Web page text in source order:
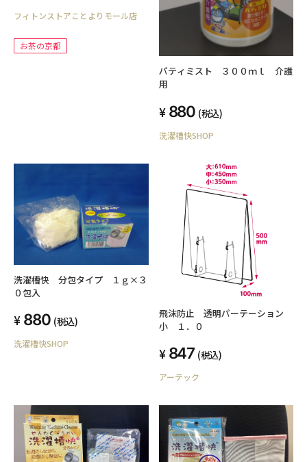
フィトンストアことよりモール店
お茶の京都
パティミスト ３００ｍｌ 介護
用
880 (税込)
洗濯槽快SHOP
洗濯槽快 分包タイプ １ｇ×３
０包入
880 (税込)
洗濯槽快SHOP
飛沫防止 透明パーテーション
小 １．０
847 (税込)
アーテック